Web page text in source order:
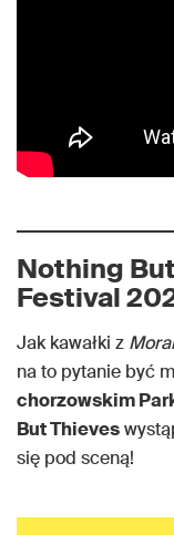
Nothing
Festival
Jak kawałki z
na to pytanie być
chorzowskim
But Thieves
się pod sceną!